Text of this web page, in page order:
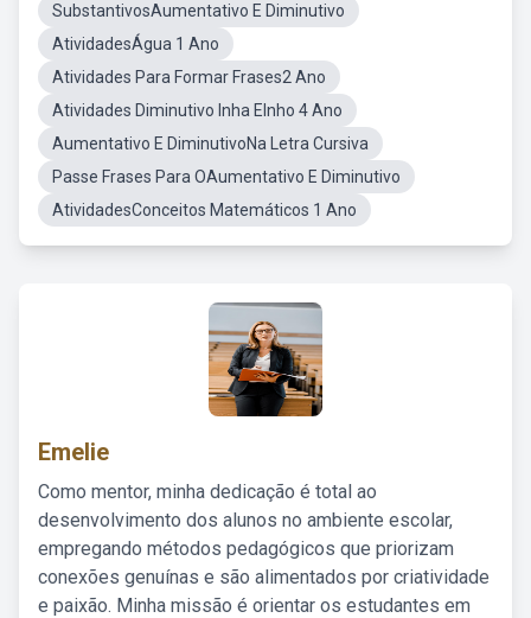
SubstantivosAumentativo E Diminutivo
AtividadesÁgua 1 Ano
Atividades Para Formar Frases2 Ano
Atividades Diminutivo Inha EInho 4 Ano
Aumentativo E DiminutivoNa Letra Cursiva
Passe Frases Para OAumentativo E Diminutivo
AtividadesConceitos Matemáticos 1 Ano
Emelie
Como mentor, minha dedicação é total ao
desenvolvimento dos alunos no ambiente escolar,
empregando métodos pedagógicos que priorizam
conexões genuínas e são alimentados por criatividade
e paixão. Minha missão é orientar os estudantes em